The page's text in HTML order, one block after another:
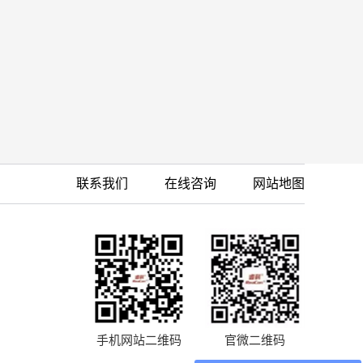
联系我们 在线咨询 网站地图
官微二维码
手机网站二维码